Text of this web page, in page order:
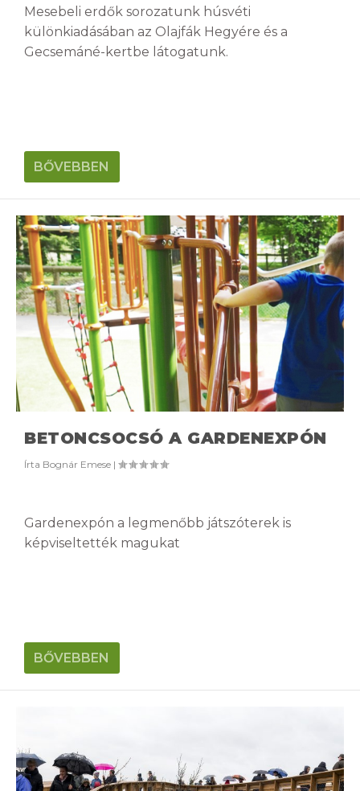
Mesebeli erdők sorozatunk húsvéti
különkiadásában az Olajfák Hegyére és a
Gecsemáné-kertbe látogatunk.
BŐVEBBEN
BETONCSOCSÓ A GARDENEXPÓN
Írta Bognár Emese |
Gardenexpón a legmenőbb játszóterek is
képviseltették magukat
BŐVEBBEN